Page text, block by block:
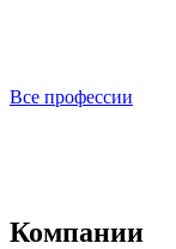
Все профессии
Компании